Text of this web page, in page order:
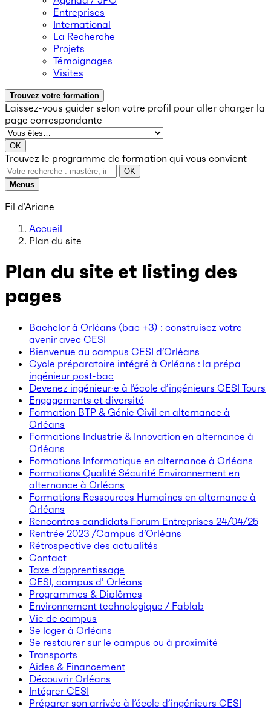
Entreprises
International
La Recherche
Projets
Témoignages
Visites
Trouvez votre formation
Laissez-vous guider selon votre profil pour aller charger la
page correspondante
OK
Trouvez le programme de formation qui vous convient
OK
Menus
Fil d’Ariane
Accueil
Plan du site
Plan du site et listing des
pages
Bachelor à Orléans (bac +3) : construisez votre
avenir avec CESI
Bienvenue au campus CESI d’Orléans
Cycle préparatoire intégré à Orléans : la prépa
ingénieur post-bac
Devenez ingénieur·e à l’école d’ingénieurs CESI Tours
Engagements et diversité
Formation BTP & Génie Civil en alternance à
Orléans
Formations Industrie & Innovation en alternance à
Orléans
Formations Informatique en alternance à Orléans
Formations Qualité Sécurité Environnement en
alternance à Orléans
Formations Ressources Humaines en alternance à
Orléans
Rencontres candidats Forum Entreprises 24/04/25
Rentrée 2023 /Campus d’Orléans
Rétrospective des actualités
Contact
Taxe d’apprentissage
CESI, campus d’ Orléans
Programmes & Diplômes
Environnement technologique / Fablab
Vie de campus
Se loger à Orléans
Se restaurer sur le campus ou à proximité
Transports
Aides & Financement
Découvrir Orléans
Intégrer CESI
Préparer son arrivée à l’école d’ingénieurs CESI